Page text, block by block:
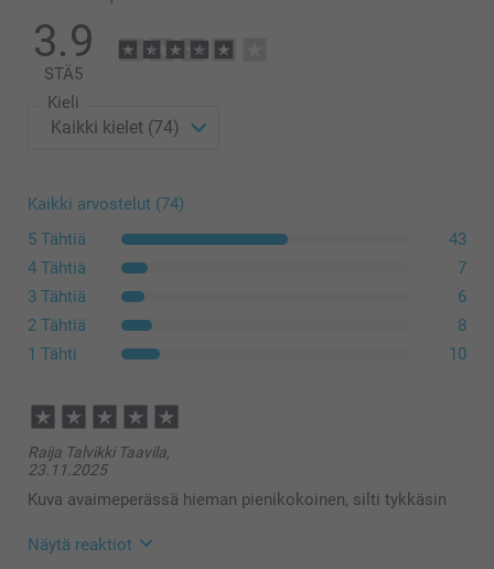
3.9
STÄ5
Kieli
Kaikki arvostelut (74)
5 Tähtiä
43
4 Tähtiä
7
3 Tähtiä
6
2 Tähtiä
8
1 Tähti
10
Raija Talvikki Taavila,
23.11.2025
Kuva avaimeperässä hieman pienikokoinen, silti tykkäsin
Näytä reaktiot